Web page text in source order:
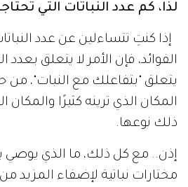
لذا، كم عدد النباتات التي
إذا كنتِ تتساءلين عن عدد
الفوائد، فإن الأمر لا يتعلق بعدد
يتعلق "بتفاعلك مع النبات"،
المكان الذي ترينه كثيرًا والمكان
ذلك نوعها.
إذن.. مع كل ذلك، ما الذي يوصي
مختارات نباتية لإضفاء المزيد